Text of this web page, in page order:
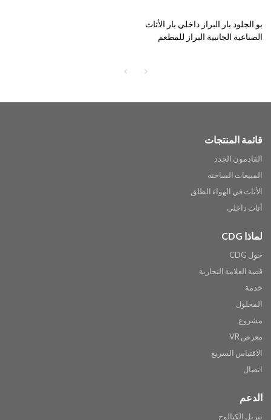
بو الجلود بار البراز داخلي بار الأثاث
الصناعية الجانبية البراز للمطعم
قائمة المنتجات
القادمون الجدد
المبيعات الساخنة
الأثاث في الهواء الطلق
أثاث داخلي
لماذا CDG
حول CDG
قصة العلامة التجارية
خدمة
المحلول
مشروع
معرض VR
الاقتباس السريع
اتصال
الدعم
تنزيل الكتالوج